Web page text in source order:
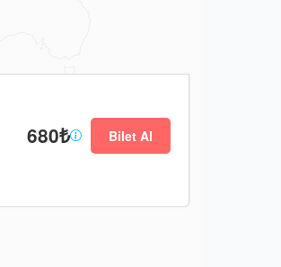
680₺ Bilet Al